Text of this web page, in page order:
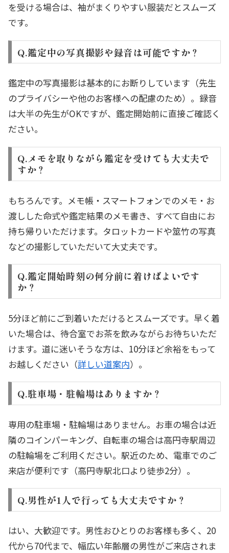
を受ける場合は、袖がまくりやすい服装だとスムーズ
です。
Q.鑑定中の写真撮影や録音は可能ですか？
鑑定中の写真撮影は基本的にお断りしています（先生
のプライバシーや他のお客様への配慮のため）。録音
は大半の先生がOKですが、鑑定開始前に直接ご確認く
ださい。
Q.メモを取りながら鑑定を受けても大丈夫で
すか？
もちろんです。メモ帳・スマートフォンでのメモ・お
渡しした命式や鑑定結果のメモ書き、すべて自由にお
持ち帰りいただけます。タロットカードや筮竹の写真
などの撮影していただいて大丈夫です。
Q.鑑定開始時刻の何分前に着けばよいです
か？
5分ほど前にご到着いただけるとスムーズです。早く着
いた場合は、待合室でお茶を飲みながらお待ちいただ
けます。道に迷いそうな方は、10分ほど余裕をもって
お越しください（詳しい道案内）。
Q.駐車場・駐輪場はありますか？
専用の駐車場・駐輪場はありません。お車の場合は近
隣のコインパーキング、自転車の場合は高円寺駅周辺
の駐輪場をご利用ください。駅近のため、電車でのご
来店が便利です（高円寺駅北口より徒歩2分）。
Q.男性が1人で行っても大丈夫ですか？
はい、大歓迎です。男性おひとりのお客様も多く、20
代から70代まで、幅広い年齢層の男性がご来店されま